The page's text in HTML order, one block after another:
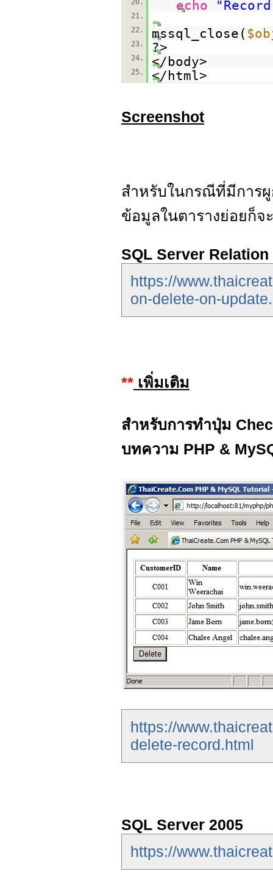
20. echo
21.
22.
mssql_close(
23. ?>
24. </body>
25. </html>
Screenshot
สำหรับในกรณีที่มีการ
ข้อมูลในตารางย่อยก็จ
SQL Server Relation
https://
on-delete-on-
** เพิ่มเติม
สำหรับการทำปุ่ม
บทความ PHP &
https://
delete-record.html
SQL Server 2005
https://